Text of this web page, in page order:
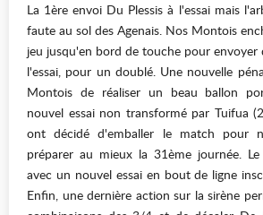
La 1ère envoi Du Plessis à l'essai mais
faute au sol des Agenais. Nos Montois
jeu jusqu'en bord de touche pour envoyer
l'essai, pour un doublé. Une nouvelle
Montois de réaliser un beau ballon
nouvel essai non transformé par Tuifua
ont décidé d'emballer le match pour
préparer au mieux la 31ème journée.
avec un nouvel essai en bout de ligne
Enfin, une dernière action sur la sirène